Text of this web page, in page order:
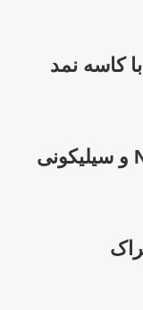
کاسه نمد
تفاوت اورینگ‌های NBR، FKM و سیلیکونی